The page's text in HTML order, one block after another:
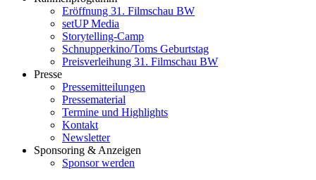
Eröffnung 31. Filmschau BW
setUP Media
Storytelling-Camp
Schnupperkino/Toms Geburtstag
Preisverleihung 31. Filmschau BW
Presse
Pressemitteilungen
Pressematerial
Termine und Highlights
Kontakt
Newsletter
Sponsoring & Anzeigen
Sponsor werden